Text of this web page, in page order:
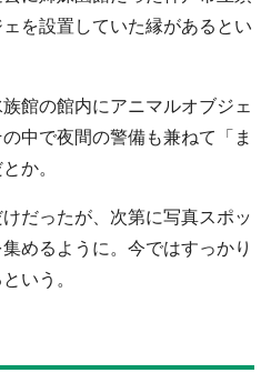
を設置していた縁があるとい
館の館内にアニマルオブジェ
中で夜間の警備も兼ねて「ま
か。
だったが、次第に写真スポッ
めるように。今ではすっかり
いう。